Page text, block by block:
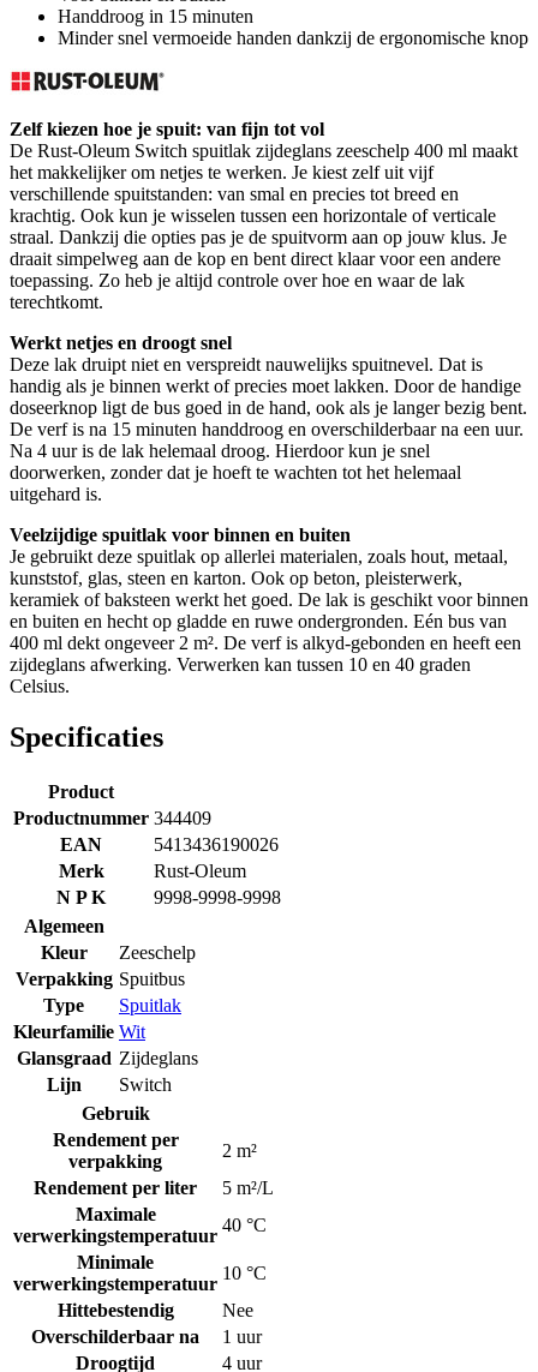
Handdroog in 15 minuten
Minder snel vermoeide handen dankzij de ergonomische knop
Zelf kiezen hoe je spuit: van fijn tot vol
De Rust-Oleum Switch spuitlak zijdeglans zeeschelp 400 ml maakt
het makkelijker om netjes te werken. Je kiest zelf uit vijf
verschillende spuitstanden: van smal en precies tot breed en
krachtig. Ook kun je wisselen tussen een horizontale of verticale
straal. Dankzij die opties pas je de spuitvorm aan op jouw klus. Je
draait simpelweg aan de kop en bent direct klaar voor een andere
toepassing. Zo heb je altijd controle over hoe en waar de lak
terechtkomt.
Werkt netjes en droogt snel
Deze lak druipt niet en verspreidt nauwelijks spuitnevel. Dat is
handig als je binnen werkt of precies moet lakken. Door de handige
doseerknop ligt de bus goed in de hand, ook als je langer bezig bent.
De verf is na 15 minuten handdroog en overschilderbaar na een uur.
Na 4 uur is de lak helemaal droog. Hierdoor kun je snel
doorwerken, zonder dat je hoeft te wachten tot het helemaal
uitgehard is.
Veelzijdige spuitlak voor binnen en buiten
Je gebruikt deze spuitlak op allerlei materialen, zoals hout, metaal,
kunststof, glas, steen en karton. Ook op beton, pleisterwerk,
keramiek of baksteen werkt het goed. De lak is geschikt voor binnen
en buiten en hecht op gladde en ruwe ondergronden. Eén bus van
400 ml dekt ongeveer 2 m². De verf is alkyd-gebonden en heeft een
zijdeglans afwerking. Verwerken kan tussen 10 en 40 graden
Celsius.
Specificaties
Product
Productnummer 344409
EAN
5413436190026
Merk
Rust-Oleum
N P K
9998-9998-9998
Algemeen
Kleur
Zeeschelp
Verpakking Spuitbus
Type
Spuitlak
Kleurfamilie Wit
Glansgraad Zijdeglans
Lijn
Switch
Gebruik
Rendement per
verpakking
2 m²
Rendement per liter
5 m²/L
Maximale
verwerkingstemperatuur
40 °C
Minimale
verwerkingstemperatuur
10 °C
Hittebestendig
Nee
Overschilderbaar na
1 uur
Droogtijd
4 uur